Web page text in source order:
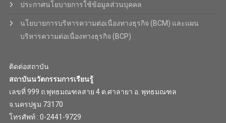
ประกาศนโยบายการใช้ข้อมูลส่วนบุคคล
นโยบายการบริหารความต่อเนื่องทางธุรกิจ (BCM) และแผน
บริหารความต่อเนื่องทางธุรกิจ (BCP)
ติดต่อสถาบัน
สถาบันนวัตกรรมการเรียนรู้
เลขที่ 999 ถ.พุทธมณฑลสาย 4 ต.ศาลายา อ. พุทธมณฑล
จ.นครปฐม 73170
โทรศัพท์ : 0-2441-9729